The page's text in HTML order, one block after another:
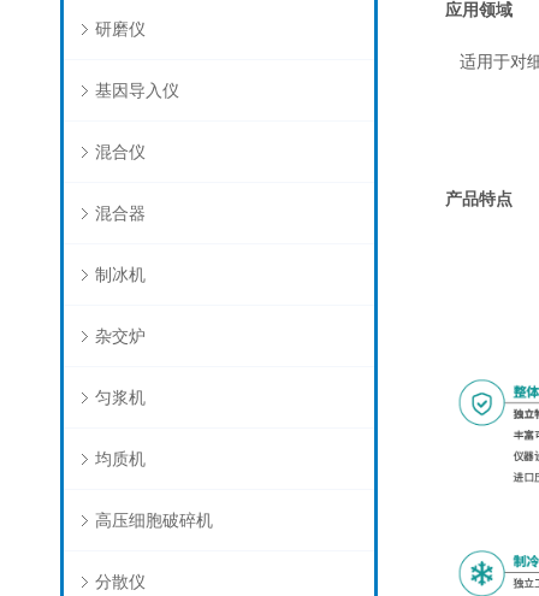
研磨仪
基因导入仪
混合仪
混合器
制冰机
杂交炉
匀浆机
均质机
高压细胞破碎机
分散仪
应用领域
适用于对
产品特点